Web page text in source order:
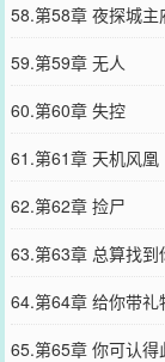
58.第58章 夜探城主
59.第59章 无人
60.第60章 失控
61.第61章 天机风凰
62.第62章 捡尸
63.第63章 总算找到
64.第64章 给你带礼
65.第65章 你可认得